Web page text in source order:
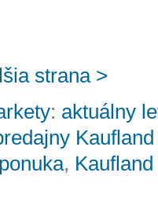
strana >
: aktuálny
,